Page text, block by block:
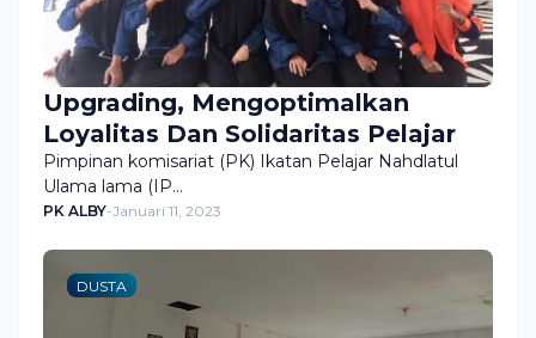
Upgrading, Mengoptimalkan
Loyalitas Dan Solidaritas Pelajar
Pimpinan komisariat (PK) Ikatan Pelajar Nahdlatul
Ulama lama (IP…
PK ALBY-Januari 11, 2023
DUSTA